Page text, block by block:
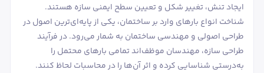
ایجاد تنش، تغییر شکل و تعیین سطح ایمنی سازه هستند.
شناخت انواع بارهای وارد بر ساختمان، یکی از پایه‌ای‌ترین اصول در
طراحی اصولی و مهندسی ساختمان به شمار می‌رود. در فرآیند
طراحی سازه، مهندسان موظف‌اند تمامی بارهای محتمل را
به‌درستی شناسایی کرده و اثر آن‌ها را در محاسبات لحاظ کنند.